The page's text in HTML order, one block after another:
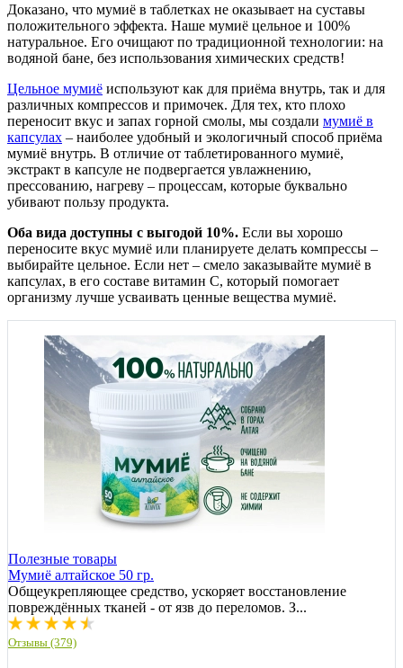
Доказано, что мумиё в таблетках не оказывает на суставы
положительного эффекта. Наше мумиё цельное и 100%
натуральное. Его очищают по традиционной технологии: на
водяной бане, без использования химических средств!
Цельное мумиё используют как для приёма внутрь, так и для
различных компрессов и примочек. Для тех, кто плохо
переносит вкус и запах горной смолы, мы создали мумиё в
капсулах – наиболее удобный и экологичный способ приёма
мумиё внутрь. В отличие от таблетированного мумиё,
экстракт в капсуле не подвергается увлажнению,
прессованию, нагреву – процессам, которые буквально
убивают пользу продукта.
Оба вида доступны с выгодой 10%. Если вы хорошо
переносите вкус мумиё или планируете делать компрессы –
выбирайте цельное. Если нет – смело заказывайте мумиё в
капсулах, в его составе витамин С, который помогает
организму лучше усваивать ценные вещества мумиё.
Полезные товары
Мумиё алтайское 50 гр.
Общеукрепляющее средство, ускоряет восстановление
повреждённых тканей - от язв до переломов. З...
Отзывы (379)